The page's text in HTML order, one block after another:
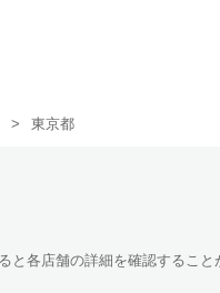
> 東京都
と各店舗の詳細を確認すること